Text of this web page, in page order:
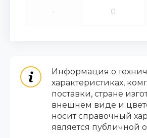
-
Информация о
характеристиках,
поставки, стране
внешнем виде и
носит справочный
является публичной